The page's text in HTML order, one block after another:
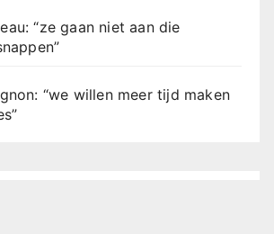
“ze gaan niet aan die
“we willen meer tijd maken